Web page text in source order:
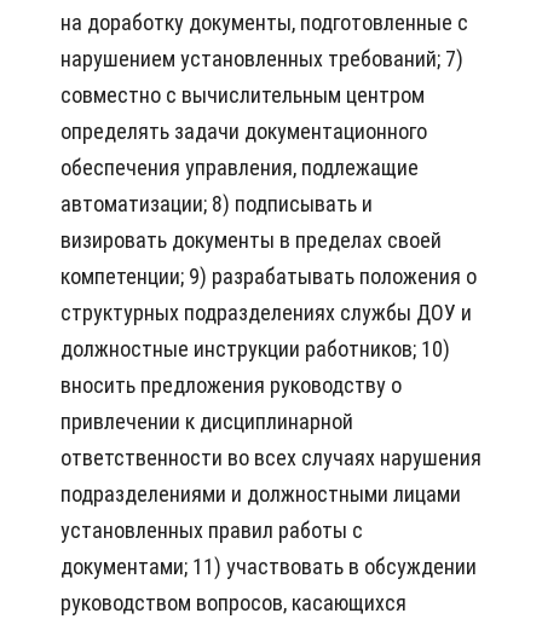
на доработку документы, подготовленные с
нарушением установленных требований; 7)
совместно с вычислительным центром
определять задачи документационного
обеспечения управления, подлежащие
автоматизации; 8) подписывать и
визировать документы в пределах своей
компетенции; 9) разрабатывать положения о
структурных подразделениях службы ДОУ и
должностные инструкции работников; 10)
вносить предложения руководству о
привлечении к дисциплинарной
ответственности во всех случаях нарушения
подразделениями и должностными лицами
установленных правил работы с
документами; 11) участвовать в обсуждении
руководством вопросов, касающихся